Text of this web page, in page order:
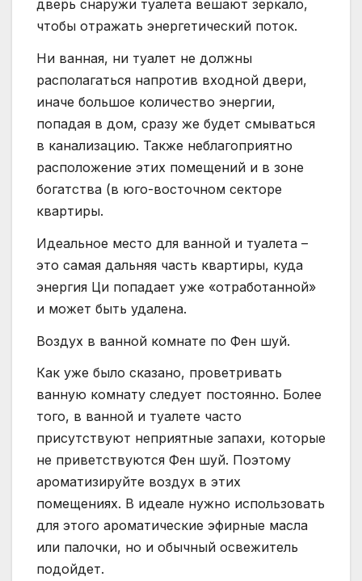
дверь снаружи туалета вешают зеркало,
чтобы отражать энергетический поток.
Ни ванная, ни туалет не должны
располагаться напротив входной двери,
иначе большое количество энергии,
попадая в дом, сразу же будет смываться
в канализацию. Также неблагоприятно
расположение этих помещений и в зоне
богатства (в юго-восточном секторе
квартиры.
Идеальное место для ванной и туалета –
это самая дальняя часть квартиры, куда
энергия Ци попадает уже «отработанной»
и может быть удалена.
Воздух в ванной комнате по Фен шуй.
Как уже было сказано, проветривать
ванную комнату следует постоянно. Более
того, в ванной и туалете часто
присутствуют неприятные запахи, которые
не приветствуются Фен шуй. Поэтому
ароматизируйте воздух в этих
помещениях. В идеале нужно использовать
для этого ароматические эфирные масла
или палочки, но и обычный освежитель
подойдет.